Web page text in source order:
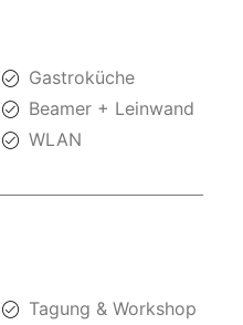
Gastroküche
Beamer + Leinwand
WLAN
Tagung & Workshop